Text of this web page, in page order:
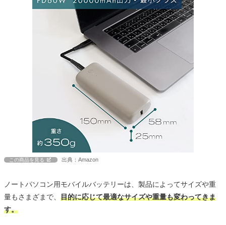
この商品を見る 出典：Amazon
ノートパソコン用モバイルバッテリーは、製品によってサイズや重
量もさまざまで、 目的に応じて最適なサイズや重量も変わってきま
す。